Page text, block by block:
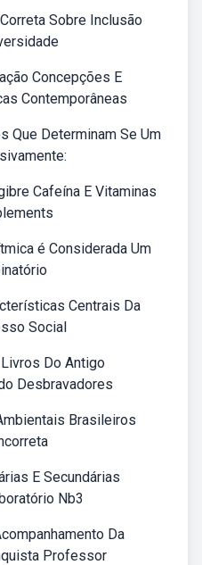
Sobre Inclusão
Concepções E
Contemporâneas
Que Determinam Se Um
Cafeína E Vitaminas
é Considerada Um
Centrais Da
Social
Do Antigo
Desbravadores
Brasileiros
E Secundárias
Nb3
Da
Professor